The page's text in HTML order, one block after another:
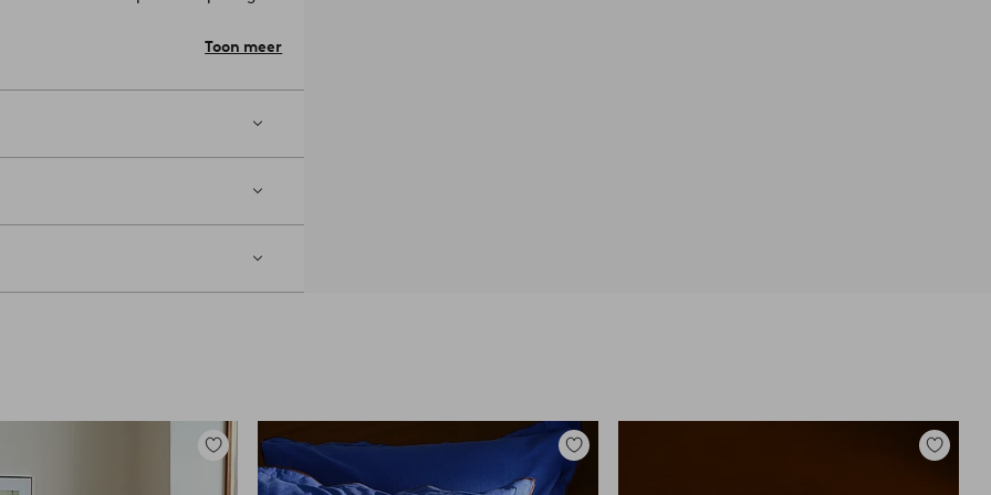
te maken om het
Strijk op gemiddelde temperatuur.
Toon meer
Toevoegen
favorieten
Toevoegen
aan
favorieten